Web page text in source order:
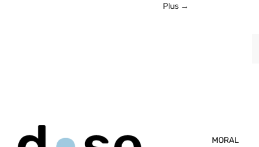
Plus →
MORAL